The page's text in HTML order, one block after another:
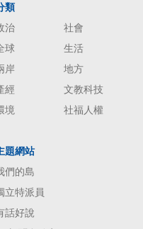
類
治
社會
球
生活
岸
地方
經
文教科技
境
社福人權
題網站
們的島
立特派員
話好說